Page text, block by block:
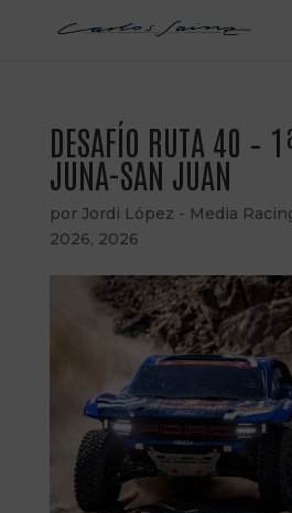
DESAFÍO RUTA 40 –
JUNA-SAN JUAN
por Jordi López - Media
2026, 2026